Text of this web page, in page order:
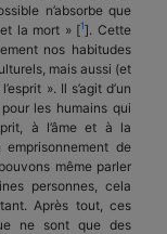
n’absorbe que
la mort » [1]. Cette
nos habitudes
mais aussi (et
». Il s’agit d’un
les humains qui
à l’âme et à la
emprisonnement de
même parler
personnes, cela
Après tout, ces
ne sont que des